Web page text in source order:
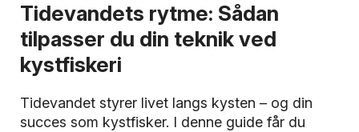
Tidevandets rytme: Sådan
tilpasser du din teknik ved
kystfiskeri
Tidevandet styrer livet langs kysten – og din
succes som kystfisker. I denne guide får du